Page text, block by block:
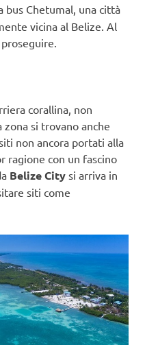
bus Chetumal, una città
vicina al Belize. Al
corallina, non
si trovano anche
non ancora portati alla
ragione con un fascino
Belize City si arriva in
siti come